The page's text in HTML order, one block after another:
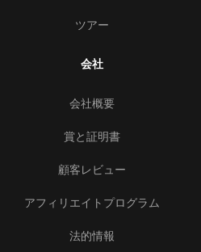
ツアー
会社
会社概要
賞と証明書
顧客レビュー
アフィリエイトプログラム
法的情報